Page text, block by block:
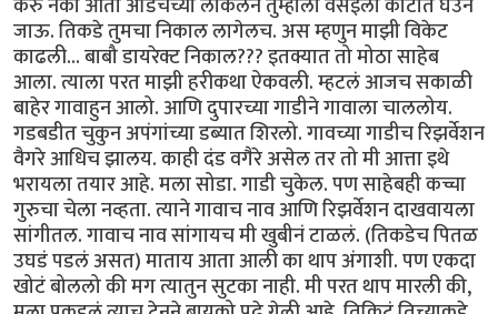
जाऊ. तिकडे तुमचा निकाल लागेलच. अस म्हणुन माझी विकेट
काढली... बाबौ डायरेक्ट निकाल??? इतक्यात तो मोठा साहेब
आला. त्याला परत माझी हरीकथा ऐकवली. म्हटलं आजच सकाळी
बाहेर गावाहुन आलो. आणि दुपारच्या गाडीने गावाला चाललोय.
गडबडीत चुकुन अपंगांच्या डब्यात शिरलो. गावच्या गाडीच रिझर्वेशन
वैगरे आधिच झालय. काही दंड वगैरे असेल तर तो मी आत्ता इथे
भरायला तयार आहे. मला सोडा. गाडी चुकेल. पण साहेबही कच्चा
गुरुचा चेला नव्हता. त्याने गावाच नाव आणि रिझर्वेशन दाखवायला
सांगीतल. गावाच नाव सांगायच मी खुबीनं टाळलं. (तिकडेच पितळ
उघडं पडलं असत) माताय आता आली का थाप अंगाशी. पण एकदा
खोटं बोललो की मग त्यातुन सुटका नाही. मी परत थाप मारली की,